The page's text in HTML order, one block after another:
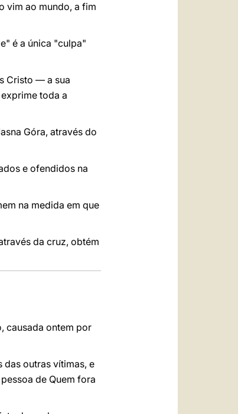
vim ao mundo, a fim
é a única "culpa"
Cristo — a sua
toda a
Góra, através do
e ofendidos na
na medida em que
da cruz, obtém
causada ontem por
outras vítimas, e
de Quem fora